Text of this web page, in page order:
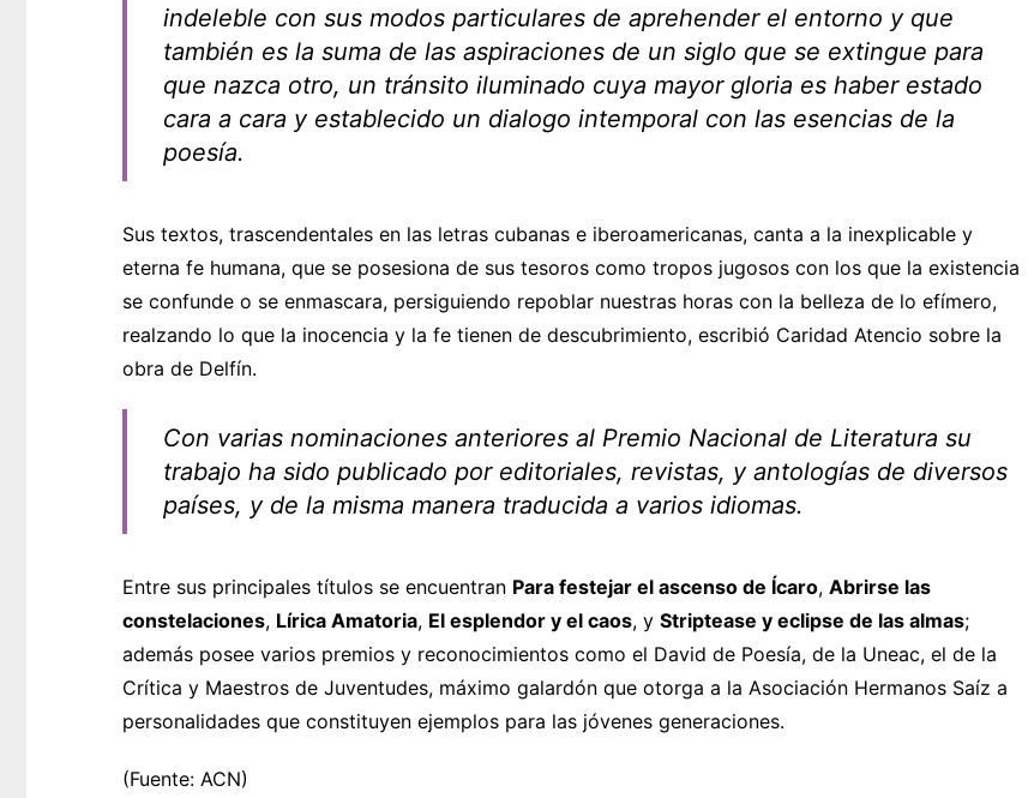
indeleble con sus modos particulares de aprehender el entorno y que
también es la suma de las aspiraciones de un siglo que se extingue para
que nazca otro, un tránsito iluminado cuya mayor gloria es haber estado
cara a cara y establecido un dialogo intemporal con las esencias de la
poesía.
Sus textos, trascendentales en las letras cubanas e iberoamericanas, canta a la inexplicable y
eterna fe humana, que se posesiona de sus tesoros como tropos jugosos con los que la existencia
se confunde o se enmascara, persiguiendo repoblar nuestras horas con la belleza de lo efímero,
realzando lo que la inocencia y la fe tienen de descubrimiento, escribió Caridad Atencio sobre la
obra de Delfín.
Con varias nominaciones anteriores al Premio Nacional de Literatura su
trabajo ha sido publicado por editoriales, revistas, y antologías de diversos
países, y de la misma manera traducida a varios idiomas.
Entre sus principales títulos se encuentran Para festejar el ascenso de Ícaro, Abrirse las
constelaciones, Lírica Amatoria, El esplendor y el caos, y Striptease y eclipse de las almas;
además posee varios premios y reconocimientos como el David de Poesía, de la Uneac, el de la
Crítica y Maestros de Juventudes, máximo galardón que otorga a la Asociación Hermanos Saíz a
personalidades que constituyen ejemplos para las jóvenes generaciones.
(Fuente: ACN)